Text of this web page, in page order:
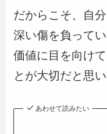
だからこそ、自
深い傷を負って
価値に目を向け
とが大切だと思い
あわせて読みたい